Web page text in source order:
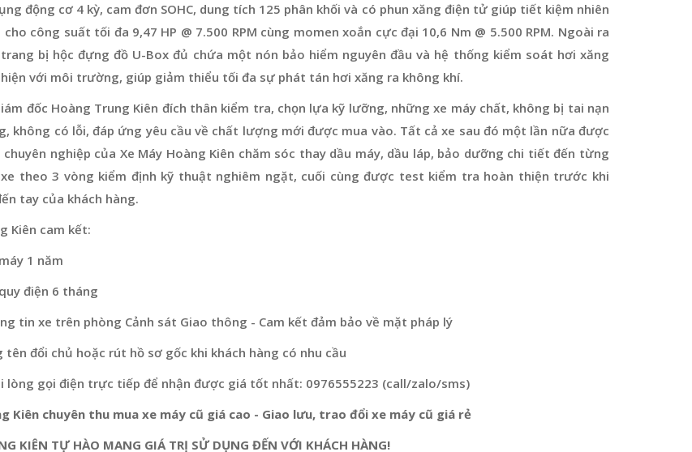
động cơ 4 kỳ, cam đơn SOHC, dung tích 125 phân khối và có phun xăng điện tử giúp tiết kiệm nhiên
cho công suất tối đa 9,47 HP @ 7.500 RPM cùng momen xoắn cực đại 10,6 Nm @ 5.500 RPM. Ngoài ra
bị hộc đựng đồ U-Box đủ chứa một nón bảo hiểm nguyên đầu và hệ thống kiểm soát hơi xăng
với môi trường, giúp giảm thiểu tối đa sự phát tán hơi xăng ra không khí.
đốc Hoàng Trung Kiên đích thân kiểm tra, chọn lựa kỹ lưỡng, những xe máy chất, không bị tai nạn
không có lỗi, đáp ứng yêu cầu về chất lượng mới được mua vào. Tất cả xe sau đó một lần nữa được
chuyên nghiệp của Xe Máy Hoàng Kiên chăm sóc thay dầu máy, dầu láp, bảo dưỡng chi tiết đến từng
xe theo 3 vòng kiểm định kỹ thuật nghiêm ngặt, cuối cùng được test kiểm tra hoàn thiện trước khi
tay của khách hàng.
Kiên cam kết:
1 năm
điện 6 tháng
tin xe trên phòng Cảnh sát Giao thông - Cam kết đảm bảo về mặt pháp lý
tên đổi chủ hoặc rút hồ sơ gốc khi khách hàng có nhu cầu
lòng gọi điện trực tiếp để nhận được giá tốt nhất: 0976555223 (call/zalo/sms)
Kiên chuyên thu mua xe máy cũ giá cao - Giao lưu, trao đổi xe máy cũ giá rẻ
KIÊN TỰ HÀO MANG GIÁ TRỊ SỬ DỤNG ĐẾN VỚI KHÁCH HÀNG!